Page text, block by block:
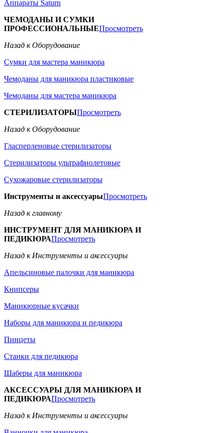
Аппараты Saturn
ЧЕМОДАНЫ И СУМКИ
ПРОФЕССИОНАЛЬНЫЕПросмотреть
Назад к Оборудование
Сумки для мастера маникюра
Чемоданы для маникюра пластиковые
Чемоданы для мастера маникюра
СТЕРИЛИЗАТОРЫПросмотреть
Назад к Оборудование
Гласперленовые стерилизаторы
Стерилизаторы ультрафиолетовые
Сухожаровые стерилизаторы
Инструменты и аксессуарыПросмотреть
Назад к главному
ИНСТРУМЕНТ ДЛЯ МАНИКЮРА И
ПЕДИКЮРАПросмотреть
Назад к Инструменты и аксессуары
Апельсиновые палочки для маникюра
Книпсеры
Маникюрные кусачки
Наборы для маникюра и педикюра
Пинцеты
Станки для педикюра
Шаберы для маникюра
АКСЕССУАРЫ ДЛЯ МАНИКЮРА И
ПЕДИКЮРАПросмотреть
Назад к Инструменты и аксессуары